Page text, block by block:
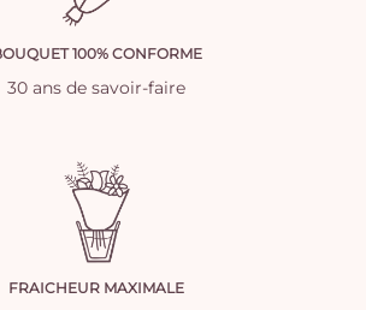
100% CONFORME
30 ans de savoir-faire
FRAICHEUR MAXIMALE